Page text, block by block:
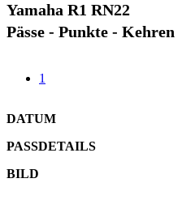
Yamaha R1 RN22
Pässe - Punkte - Kehren
1
DATUM
PASSDETAILS
BILD